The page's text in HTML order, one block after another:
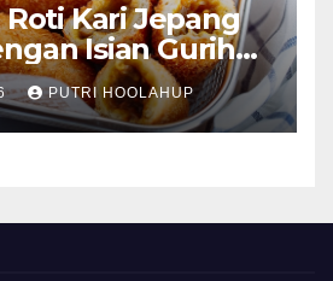
Roti Kari Jepang
Isian Gurih
PUTRI HOOLAHUP